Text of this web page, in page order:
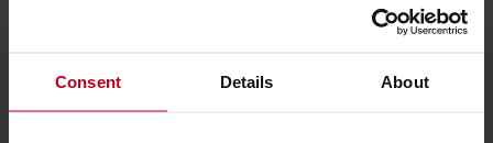
Consent Details About
Centrum dizajnu